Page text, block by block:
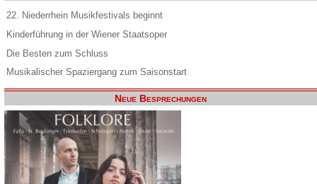
22. Niederrhein Musikfestivals beginnt
Kinderführung in der Wiener Staatsoper
Die Besten zum Schluss
Musikalischer Spaziergang zum Saisonstart
Neue Besprechungen